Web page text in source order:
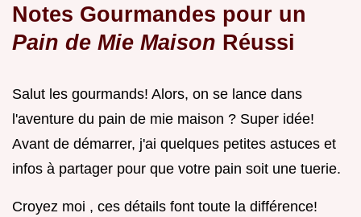
Notes Gourmandes pour un
Pain de Mie Maison Réussi
Salut les gourmands! Alors, on se lance dans
l'aventure du pain de mie maison ? Super idée!
Avant de démarrer, j'ai quelques petites astuces et
infos à partager pour que votre pain soit une tuerie.
Croyez moi , ces détails font toute la différence!